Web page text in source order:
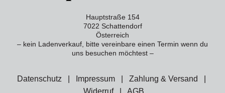
Hauptstraße 154
7022 Schattendorf
Österreich
– kein Ladenverkauf, bitte vereinbare einen Termin wenn du
uns besuchen möchtest –
Datenschutz Impressum Zahlung & Versand